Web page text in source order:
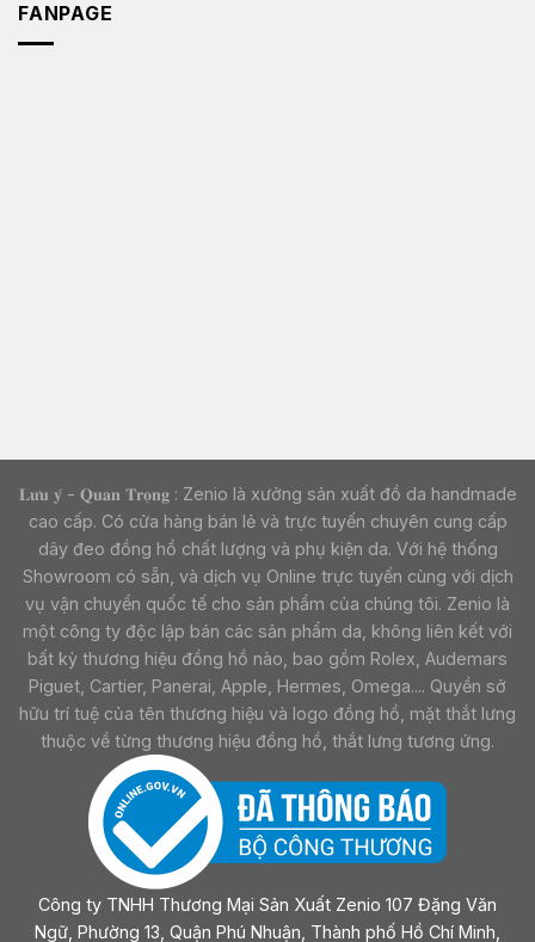
FANPAGE
𝐋𝐮̛𝐮 𝐲́ - 𝐐𝐮𝐚𝐧 𝐓𝐫𝐨̣𝐧𝐠 : Zenio là xưởng sản xuất đồ da handmade
cao cấp. Có cửa hàng bán lẻ và trực tuyến chuyên cung cấp
dây đeo đồng hồ chất lượng và phụ kiện da. Với hệ thống
Showroom có sẵn, và dịch vụ Online trực tuyến cùng với dịch
vụ vận chuyển quốc tế cho sản phẩm của chúng tôi. Zenio là
một công ty độc lập bán các sản phẩm da, không liên kết với
bất kỳ thương hiệu đồng hồ nào, bao gồm Rolex, Audemars
Piguet, Cartier, Panerai, Apple, Hermes, Omega.... Quyền sở
hữu trí tuệ của tên thương hiệu và logo đồng hồ, mặt thắt lưng
thuộc về từng thương hiệu đồng hồ, thắt lưng tương ứng.
Công ty TNHH Thương Mại Sản Xuất Zenio 107 Đặng Văn
Ngữ, Phường 13, Quận Phú Nhuận, Thành phố Hồ Chí Minh,